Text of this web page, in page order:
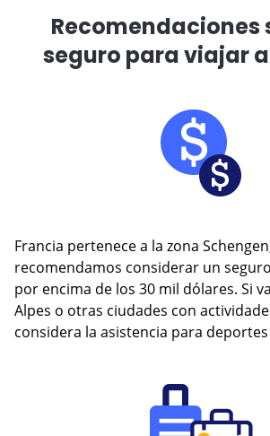
Recomendaciones
seguro para viajar
Francia pertenece a la zona
recomendamos considerar un
por encima de los 30 mil dólares. Si
Alpes o otras ciudades con
considera la asistencia para